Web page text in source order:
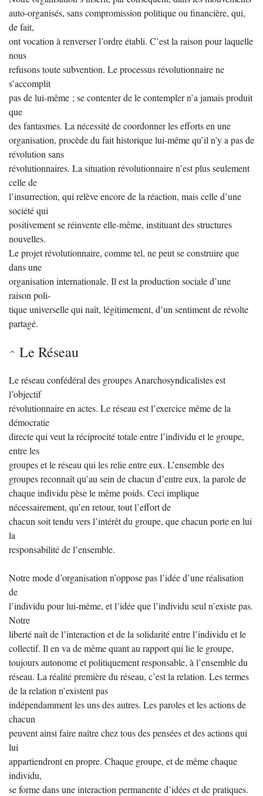
auto-organisés, sans compromission politique ou financière, qui,
de fait,
ont vocation à renverser l’ordre établi. C’est la raison pour laquelle
nous
refusons toute subvention. Le processus révolutionnaire ne
s’accomplit
pas de lui-même ; se contenter de le contempler n’a jamais produit
que
des fantasmes. La nécessité de coordonner les efforts en une
organisation, procède du fait historique lui-même qu’il n’y a pas de
révolution sans
révolutionnaires. La situation révolutionnaire n’est plus seulement
celle de
l’insurrection, qui relève encore de la réaction, mais celle d’une
société qui
positivement se réinvente elle-même, instituant des structures
nouvelles.
Le projet révolutionnaire, comme tel, ne peut se construire que
dans une
organisation internationale. Il est la production sociale d’une
raison poli-
tique universelle qui naît, légitimement, d’un sentiment de révolte
partagé.
Le Réseau
Le réseau confédéral des groupes Anarchosyndicalistes est
l’objectif
révolutionnaire en actes. Le réseau est l’exercice même de la
démocratie
directe qui veut la réciprocité totale entre l’individu et le groupe,
entre les
groupes et le réseau qui les relie entre eux. L’ensemble des
groupes reconnaît qu’au sein de chacun d’entre eux, la parole de
chaque individu pèse le même poids. Ceci implique
nécessairement, qu’en retour, tout l’effort de
chacun soit tendu vers l’intérêt du groupe, que chacun porte en lui
la
responsabilité de l’ensemble.
Notre mode d’organisation n’oppose pas l’idée d’une réalisation
de
l’individu pour lui-même, et l’idée que l’individu seul n’existe pas.
Notre
liberté naît de l’interaction et de la solidarité entre l’individu et le
collectif. Il en va de même quant au rapport qui lie le groupe,
toujours autonome et politiquement responsable, à l’ensemble du
réseau. La réalité première du réseau, c’est la relation. Les termes
de la relation n’existent pas
indépendamment les uns des autres. Les paroles et les actions de
chacun
peuvent ainsi faire naître chez tous des pensées et des actions qui
lui
appartiendront en propre. Chaque groupe, et de même chaque
individu,
se forme dans une interaction permanente d’idées et de pratiques.